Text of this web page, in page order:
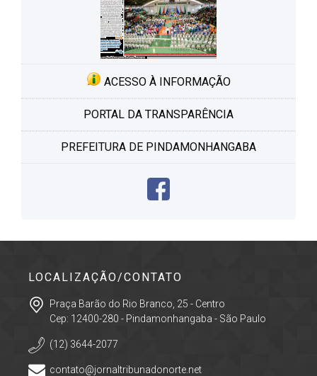
ACESSO À INFORMAÇÃO
PORTAL DA TRANSPARÊNCIA
PREFEITURA DE PINDAMONHANGABA
LOCALIZAÇÃO/CONTATO
Praça Barão do Rio Branco, 25 - Centro
Cep: 12400-280 - Pindamonhangaba - São Paulo
(12) 3644-2077
contato@jornaltribunadonorte.net